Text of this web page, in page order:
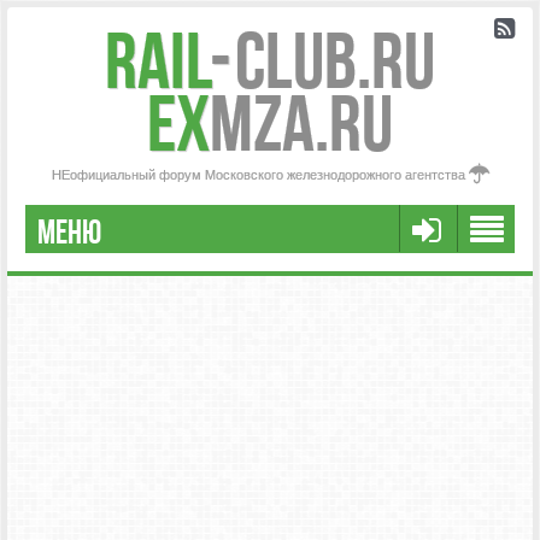
Rail-Club.RU
exMZA.RU
НЕофициальный форум Московского железнодорожного агентства
МЕНЮ
РЕГИСТРАЦИЯ